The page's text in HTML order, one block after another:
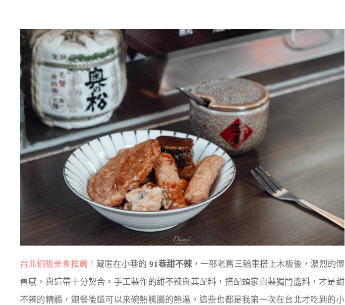
台北銅板美食推薦！ 藏匿在小巷的 91巷甜不辣 ，一部老舊三輪車搭上木板後，濃烈的懷
舊感，與這帶十分契合。手工製作的甜不辣與其配料，搭配頭家自製獨門醬料，才是甜
不辣的精髓，飽餐後還可以來碗熱騰騰的熱湯，這些也都是我第一次在台北才吃到的小